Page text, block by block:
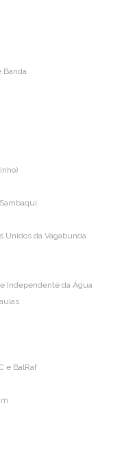
Banda
Unidos da Vagabunda
Independente da Água
e BalRaf